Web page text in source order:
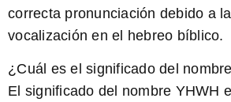
correcta pronunciación debido a
vocalización en el hebreo bíblico.
¿Cuál es el significado del
El significado del nombre YHWH